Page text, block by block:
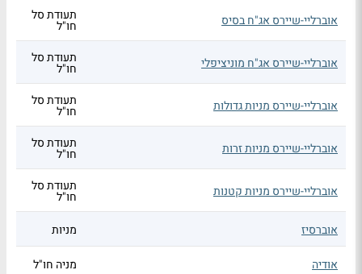
אוברליי-שיירס אג"ח בסיס תעודת סל
חו"ל
אוברליי-שיירס אג"ח מוניציפלי תעודת סל
חו"ל
אוברליי-שיירס מניות גדולות תעודת סל
חו"ל
אוברליי-שיירס מניות זרות תעודת סל
חו"ל
אוברליי-שיירס מניות קטנות תעודת סל
חו"ל
אוברסיז
מניות
אודיה מניה חו"ל